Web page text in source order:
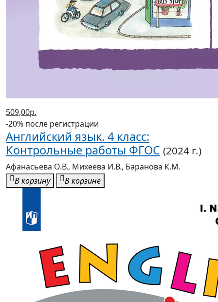
509,00р.
-20% после регистрации
Английский язык. 4 класс:
Контрольные работы ФГОС (2024 г.)
Афанасьева О.В., Михеева И.В., Баранова К.М.
В корзину
В корзине